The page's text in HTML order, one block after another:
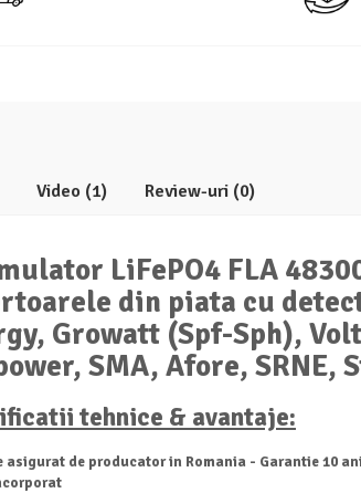
Video (1) Review-uri (0)
LiFePO4 FLA
din piata cu
Growatt (Spf-Sph),
SMA, Afore, SRNE,
tehnice & avantaje:
asigurat de producator in Romania - Garantie 10 ani